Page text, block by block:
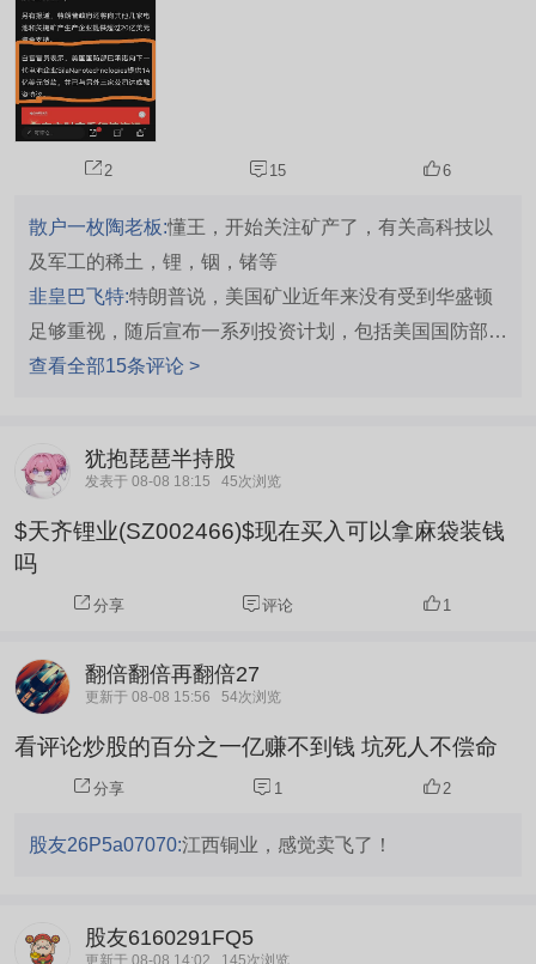
2 15 6
散户一枚陶老板:懂王，开始关注矿产了，有关高科技以
及军工的稀土，锂，铟，锗等
韭皇巴飞特:特朗普说，美国矿业近年来没有受到华盛顿
足够重视，随后宣布一系列投资计划，包括美国国防部战
略资本办公室向锂离子电池零部件制造商西拉纳米技术公
公司提供1.5亿美元有条件贷款等。
查看全部15条评论 >
犹抱琵琶半持股
发表于 08-08 18:15 45次浏览
$天齐锂业(SZ002466)$现在买入可以拿麻袋装钱
吗
分享 评论 1
翻倍翻倍再翻倍27
更新于 08-08 15:56 54次浏览
看评论炒股的百分之一亿赚不到钱 坑死人不偿命
分享 1 2
股友26P5a07070:江西铜业，感觉卖飞了！
股友6160291FQ5